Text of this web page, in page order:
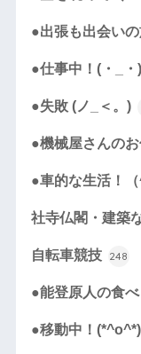
●出張も出会い
●仕事中！(・_・)
●失敗 (ノ_＜。)
●機械屋さんの
●車的な生活！（
社寺仏閣・建築
自転車競技 248
●能登原人の食
●移動中！(*^o^*)